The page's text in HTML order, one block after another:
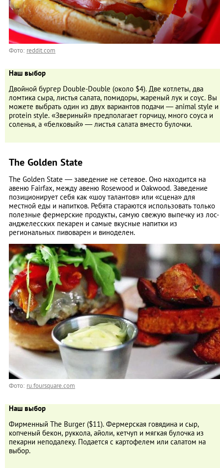
Фото: reddit.com
Наш выбор
Двойной бургер Double-Double (около $4). Две котлеты, два
ломтика сыра, листья салата, помидоры, жареный лук и соус. Вы
можете выбрать один из двух вариантов подачи — animal style и
protein style. «Звериный» предполагает горчицу, много соуса и
соленья, а «белковый» — листья салата вместо булочки.
The Golden State
The Golden State — заведение не сетевое. Оно находится на
авеню Fairfax, между авеню Rosewood и Oakwood. Заведение
позиционирует себя как «шоу талантов» или «сцена» для
местной еды и напитков. Ребята стараются использовать только
полезные фермерские продукты, самую свежую выпечку из лос-
анджелесских пекарен и самые вкусные напитки из
региональных пивоварен и виноделен.
Фото: ru.foursquare.com
Наш выбор
Фирменный The Burger ($11). Фермерская говядина и сыр,
копченый бекон, руккола, айоли, кетчуп и мягкая булочка из
пекарни неподалеку. Подается с картофелем или салатом на
выбор.